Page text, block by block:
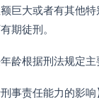
巨大或者有其他
期徒刑。
龄根据刑法规定主
事责任能力的影响